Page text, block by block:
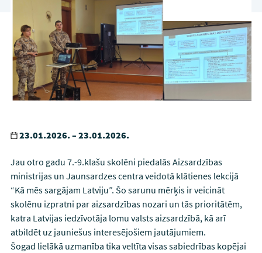
23.01.2026. – 23.01.2026.
Jau otro gadu 7.-9.klašu skolēni piedalās Aizsardzības
ministrijas un Jaunsardzes centra veidotā klātienes lekcijā
“Kā mēs sargājam Latviju”. Šo sarunu mērķis ir veicināt
skolēnu izpratni par aizsardzības nozari un tās prioritātēm,
katra Latvijas iedzīvotāja lomu valsts aizsardzībā, kā arī
atbildēt uz jauniešus interesējošiem jautājumiem.
Šogad lielākā uzmanība tika veltīta visas sabiedrības kopējai